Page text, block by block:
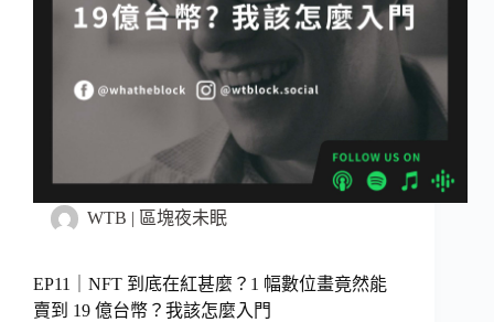
WTB | 區塊夜未眠
EP11｜NFT 到底在紅甚麼？1 幅數位畫竟然能
賣到 19 億台幣？我該怎麼入門